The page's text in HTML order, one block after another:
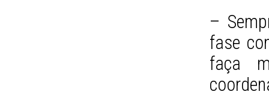
–
fase
faça